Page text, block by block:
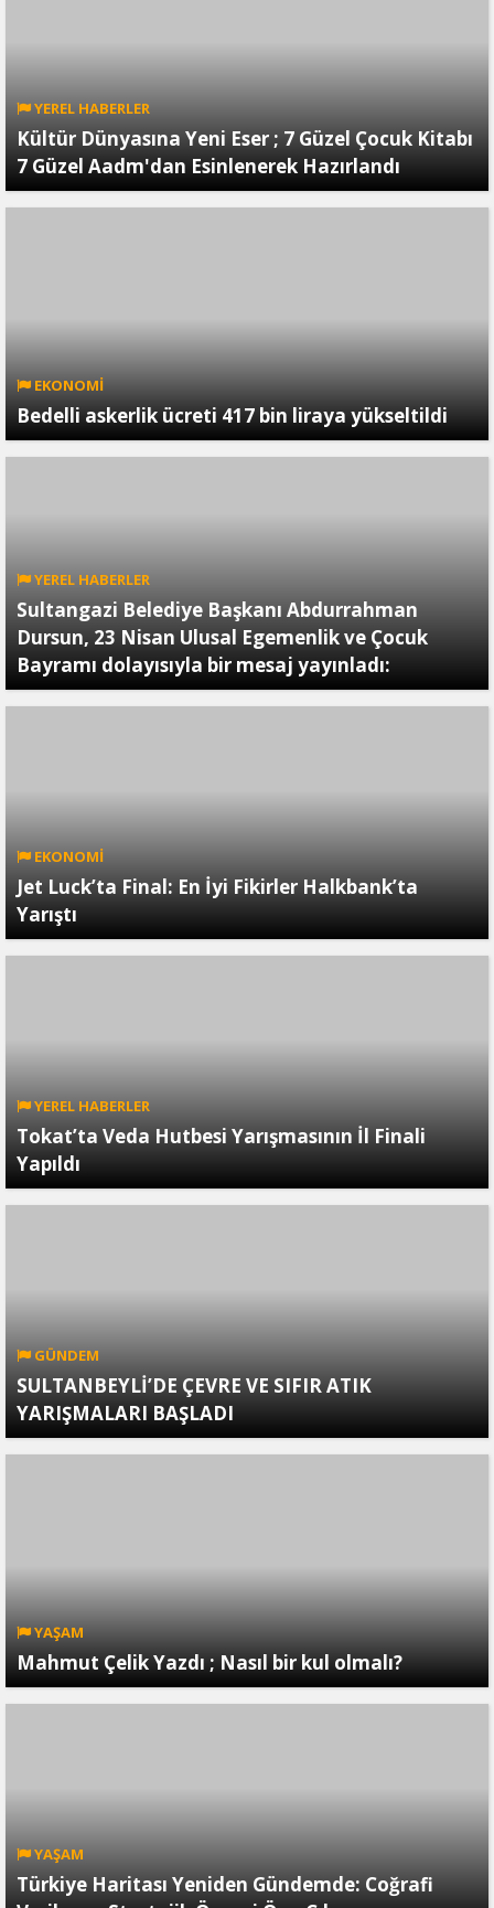
YEREL HABERLER
Kültür Dünyasına Yeni Eser ; 7 Güzel Çocuk Kitabı
7 Güzel Aadm'dan Esinlenerek Hazırlandı
EKONOMİ
Bedelli askerlik ücreti 417 bin liraya yükseltildi
YEREL HABERLER
Sultangazi Belediye Başkanı Abdurrahman
Dursun, 23 Nisan Ulusal Egemenlik ve Çocuk
Bayramı dolayısıyla bir mesaj yayınladı:
EKONOMİ
Jet Luck’ta Final: En İyi Fikirler Halkbank’ta
Yarıştı
YEREL HABERLER
Tokat’ta Veda Hutbesi Yarışmasının İl Finali
Yapıldı
GÜNDEM
SULTANBEYLİ’DE ÇEVRE VE SIFIR ATIK
YARIŞMALARI BAŞLADI
YAŞAM
Mahmut Çelik Yazdı ; Nasıl bir kul olmalı?
YAŞAM
Türkiye Haritası Yeniden Gündemde: Coğrafi